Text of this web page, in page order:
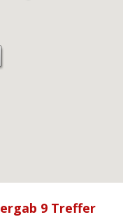
9 Treffer